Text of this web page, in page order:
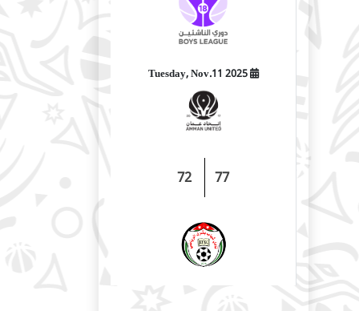
2025 Tuesday, Nov.11
77
72